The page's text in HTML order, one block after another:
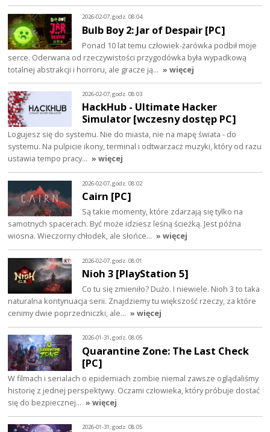
2026-02-07, godz. 08:04
Bulb Boy 2: Jar of Despair [PC]
Ponad 10 lat temu człowiek-żarówka podbił moje
serce. Oderwana od rzeczywistości przygodówka była wypadkową
totalnej abstrakcji i horroru, ale gracze ją… » więcej
2026-02-07, godz. 08:03
HackHub - Ultimate Hacker
Simulator [wczesny dostęp PC]
Logujesz się do systemu. Nie do miasta, nie na mapę świata - do
systemu. Na pulpicie ikony, terminal i odtwarzacz muzyki, który od razu
ustawia tempo pracy… » więcej
2026-02-07, godz. 08:02
Cairn [PC]
Są takie momenty, które zdarzają się tylko na
samotnych spacerach. Być może idziesz leśną ścieżką. Jest późna
wiosna. Wieczorny chłodek, ale słońce… » więcej
2026-02-07, godz. 08:01
Nioh 3 [PlayStation 5]
Co tu się zmieniło? Dużo. I niewiele. Nioh 3 to taka
naturalna kontynuacja serii. Znajdziemy tu większość rzeczy, za które
cenimy dwie poprzedniczki, ale… » więcej
2026-01-31, godz. 08:05
Quarantine Zone: The Last Check
[PC]
W filmach i serialach o epidemiach zombie niemal zawsze oglądaliśmy
historię z jednej perspektywy. Oczami człowieka, który próbuje dostać
się do bezpiecznej… » więcej
2026-01-31, godz. 08:05